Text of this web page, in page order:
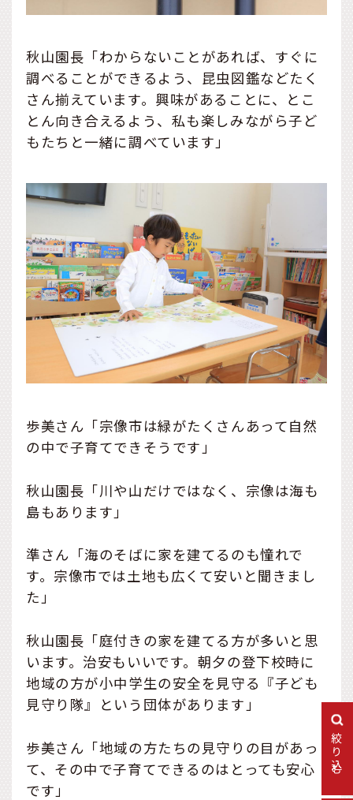
絞り込む
秋山園長「わからないことがあれば、すぐに
調べることができるよう、昆虫図鑑などたく
さん揃えています。興味があることに、とこ
とん向き合えるよう、私も楽しみながら子ど
もたちと一緒に調べています」
歩美さん「宗像市は緑がたくさんあって自然
の中で子育てできそうです」
秋山園長「川や山だけではなく、宗像は海も
島もあります」
準さん「海のそばに家を建てるのも憧れで
す。宗像市では土地も広くて安いと聞きまし
た」
秋山園長「庭付きの家を建てる方が多いと思
います。治安もいいです。朝夕の登下校時に
地域の方が小中学生の安全を見守る『子ども
見守り隊』という団体があります」
歩美さん「地域の方たちの見守りの目があっ
て、その中で子育てできるのはとっても安心
です」